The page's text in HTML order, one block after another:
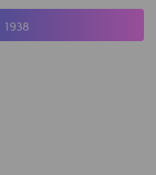
1938